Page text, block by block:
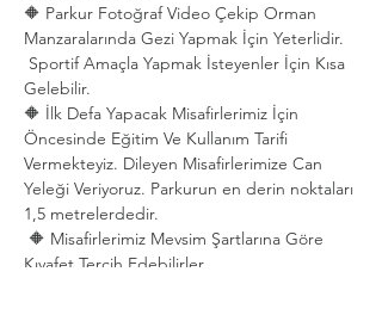
🔶 Parkur Fotoğraf Video Çekip Orman
Manzaralarında Gezi Yapmak İçin Yeterlidir.
Sportif Amaçla Yapmak İsteyenler İçin Kısa
Gelebilir.
🔶 İlk Defa Yapacak Misafirlerimiz İçin
Öncesinde Eğitim Ve Kullanım Tarifi
Vermekteyiz. Dileyen Misafirlerimize Can
Yeleği Veriyoruz. Parkurun en derin noktaları
1,5 metrelerdedir.
🔶 Misafirlerimiz Mevsim Şartlarına Göre
Kıyafet Tercih Edebilirler.